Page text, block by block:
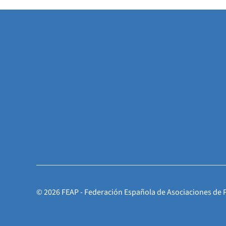
©2026FEAP - Federación Española de Asociaciones